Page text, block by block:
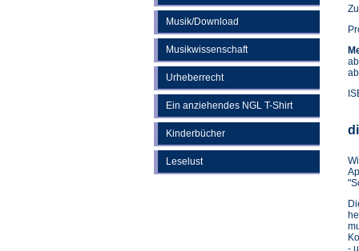
Musik/Download
Musikwissenschaft
Urheberrecht
Ein anziehendes NGL T-Shirt
Kinderbücher
Leselust